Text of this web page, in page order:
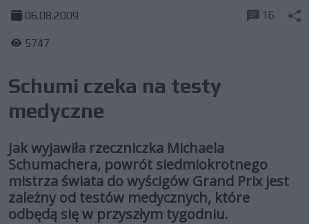
06.08.2009
5747
16
Schumi czeka na testy
medyczne
Jak wyjawiła rzeczniczka Michaela
Schumachera, powrót siedmiokrotnego
mistrza świata do wyścigów Grand Prix jest
zależny od testów medycznych, które
odbędą się w przyszłym tygodniu.